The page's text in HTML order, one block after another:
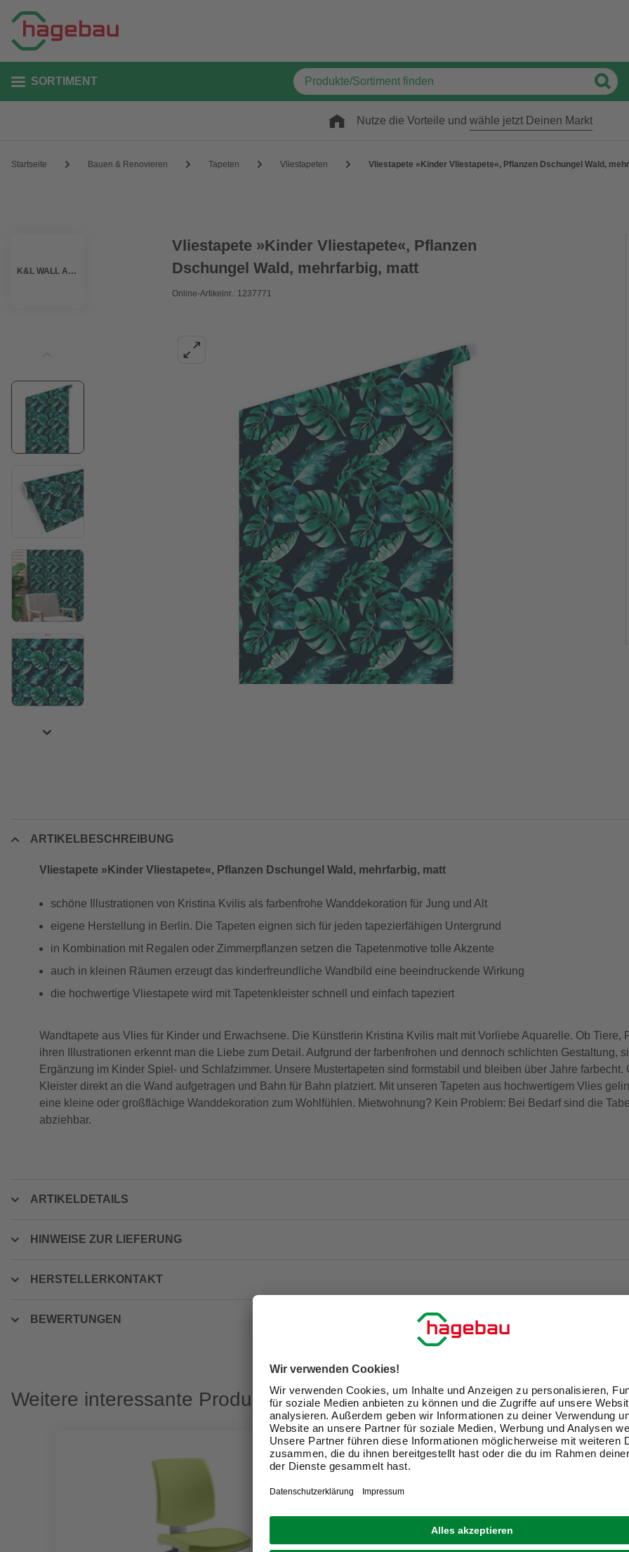
SORTIMENT
Nutze die Vorteile und wähle jetzt Deinen Markt
Startseite Bauen & Renovieren Tapeten Vliestapeten Vliestapete »Kinder Vliestapete«, Pflanzen Dschungel Wald,
K&L WALL ART
Vliestapete »Kinder Vliestapete«, Pflanzen
Dschungel Wald, mehrfarbig, matt
Online-Artikelnr.: 1237771
ARTIKELBESCHREIBUNG
Vliestapete »Kinder Vliestapete«, Pflanzen Dschungel Wald, mehrfarbig, matt
schöne Illustrationen von Kristina Kvilis als farbenfrohe Wanddekoration für Jung und Alt
eigene Herstellung in Berlin. Die Tapeten eignen sich für jeden tapezierfähigen Untergrund
in Kombination mit Regalen oder Zimmerpflanzen setzen die Tapetenmotive tolle Akzente
auch in kleinen Räumen erzeugt das kinderfreundliche Wandbild eine beeindruckende Wirkung
die hochwertige Vliestapete wird mit Tapetenkleister schnell und einfach tapeziert
Wandtapete aus Vlies für Kinder und Erwachsene. Die Künstlerin Kristina Kvilis malt mit Vorliebe Aquarelle. Ob Tiere,
ihren Illustrationen erkennt man die Liebe zum Detail. Aufgrund der farbenfrohen und dennoch schlichten Gestaltung,
Ergänzung im Kinder Spiel- und Schlafzimmer. Unsere Mustertapeten sind formstabil und bleiben über Jahre
Kleister direkt an die Wand aufgetragen und Bahn für Bahn platziert. Mit unseren Tapeten aus hochwertigem Vlies
eine kleine oder großflächige Wanddekoration zum Wohlfühlen. Mietwohnung? Kein Problem: Bei Bedarf sind die
abziehbar.
ARTIKELDETAILS
HINWEISE ZUR LIEFERUNG
HERSTELLERKONTAKT
BEWERTUNGEN
Weitere interessante Produkte